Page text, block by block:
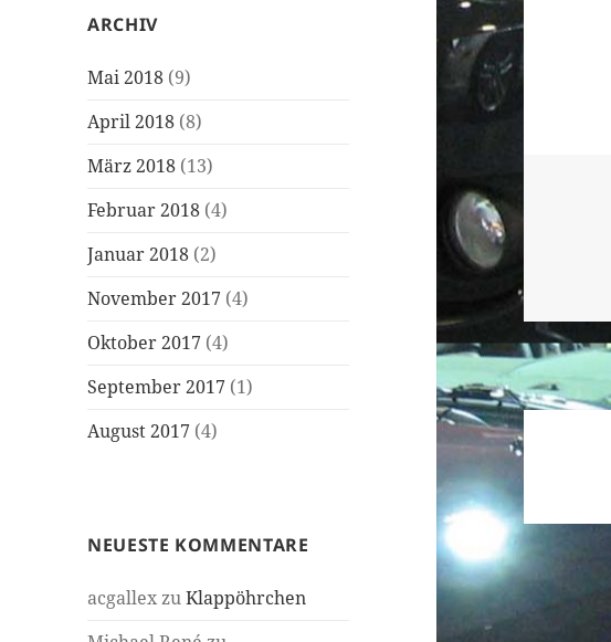
ARCHIV
Mai 2018 (9)
April 2018 (8)
März 2018 (13)
Februar 2018 (4)
Januar 2018 (2)
November 2017 (4)
Oktober 2017 (4)
September 2017 (1)
August 2017 (4)
NEUESTE KOMMENTARE
acgallexzuKlappöhrchen